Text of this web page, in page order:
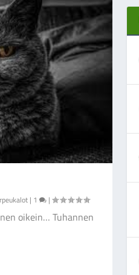
| 1 |
oikein… Tuhannen